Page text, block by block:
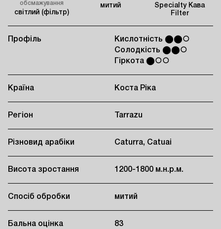
обсмажування
світлий (фільтр)
митий
Specialty Кава
Filter
Профіль
Кислотність ⬤⬤○
Солодкість ⬤⬤○
Гіркота ⬤○○
Країна Коста Ріка
Регіон Tarrazu
Різновид арабіки Caturra, Catuai
Висота зростання 1200-1800 м.н.р.м.
Спосіб обробки митий
Бальна оцінка 83